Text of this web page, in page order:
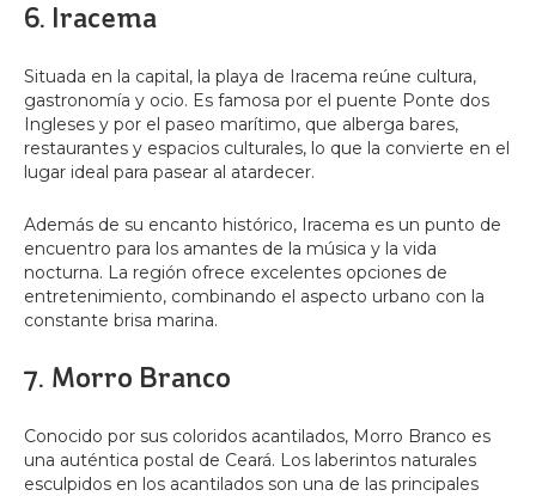
6. Iracema
Situada en la capital, la playa de Iracema reúne cultura,
gastronomía y ocio. Es famosa por el puente Ponte dos
Ingleses y por el paseo marítimo, que alberga bares,
restaurantes y espacios culturales, lo que la convierte en el
lugar ideal para pasear al atardecer.
Además de su encanto histórico, Iracema es un punto de
encuentro para los amantes de la música y la vida
nocturna. La región ofrece excelentes opciones de
entretenimiento, combinando el aspecto urbano con la
constante brisa marina.
7. Morro Branco
Conocido por sus coloridos acantilados, Morro Branco es
una auténtica postal de Ceará. Los laberintos naturales
esculpidos en los acantilados son una de las principales